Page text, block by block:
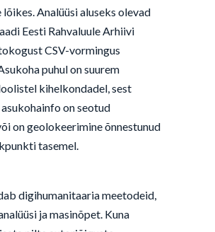
Analüüsi aluseks olevad
Eesti Rahvaluule Arhiivi
CSV-vormingus
puhul on suurem
kihelkondadel, sest
on seotud
on geolokeerimine õnnestunud
tasemel.
digihumanitaaria meetodeid,
ja masinõpet. Kuna